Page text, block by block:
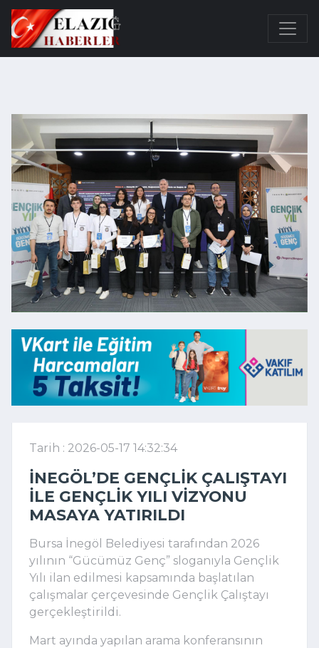
Tarih : 2026-05-17 14:32:34
İNEGÖL’DE GENÇLIK ÇALIŞTAYI
ILE GENÇLIK YILI VIZYONU
MASAYA YATIRILDI
Bursa İnegöl Belediyesi tarafından 2026
yılının “Gücümüz Genç” sloganıyla Gençlik
Yılı ilan edilmesi kapsamında başlatılan
çalışmalar çerçevesinde Gençlik Çalıştayı
gerçekleştirildi.
Mart ayında yapılan arama konferansının